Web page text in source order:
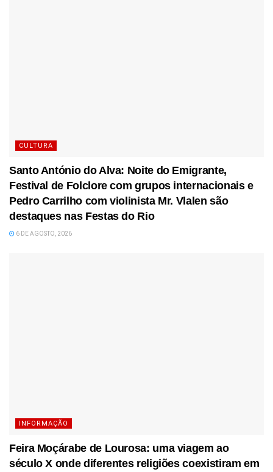
CULTURA
Santo António do Alva: Noite do Emigrante,
Festival de Folclore com grupos internacionais e
Pedro Carrilho com violinista Mr. Vlalen são
destaques nas Festas do Rio
6 DE AGOSTO, 2026
INFORMAÇÃO
Feira Moçárabe de Lourosa: uma viagem ao
século X onde diferentes religiões coexistiram em